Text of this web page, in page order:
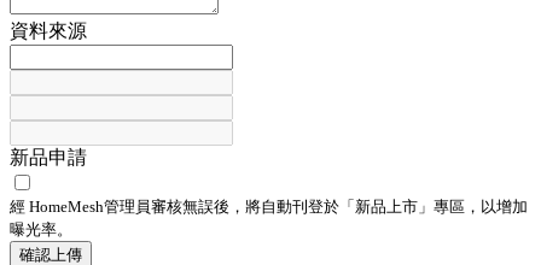
資料來源
新品申請
經 HomeMesh管理員審核無誤後，將自動刊登於「 新品上市 」專區，以增加
曝光率。
確認上傳